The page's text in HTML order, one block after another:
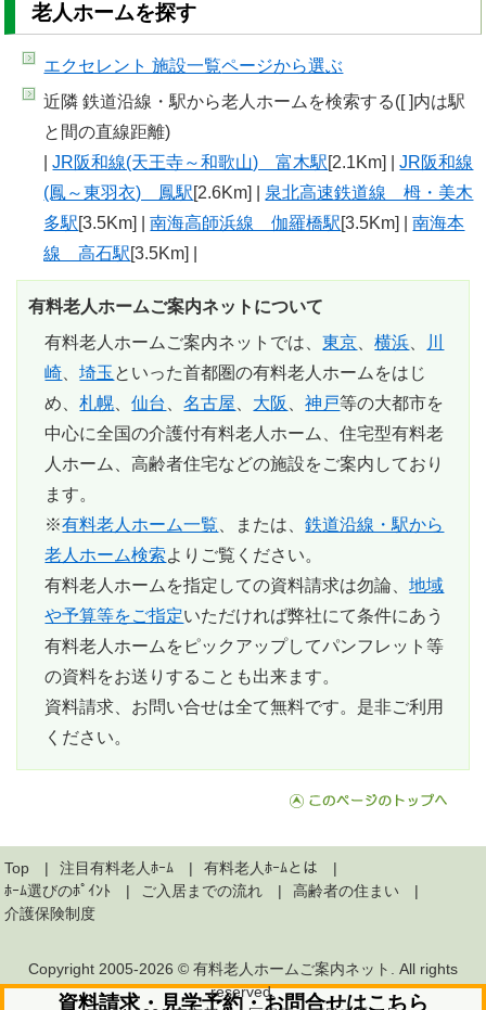
資料請求・見学予約・お問合せはこちら
老人ホームを探す
エクセレント 施設一覧ページから選ぶ
近隣 鉄道沿線・駅から老人ホームを検索する([ ]内は駅
と間の直線距離)
|JR阪和線(天王寺～和歌山) 富木駅[2.1Km] |JR阪和線
(鳳～東羽衣) 鳳駅[2.6Km] | 泉北高速鉄道線 栂・美木
多駅[3.5Km] |南海高師浜線 伽羅橋駅[3.5Km] |南海本
線 高石駅[3.5Km] |
有料老人ホームご案内ネットについて
有料老人ホームご案内ネットでは、東京 、横浜
川
崎 、埼玉 といった首都圏の有料老人ホームをはじ
め、札幌 、仙台 、名古屋 大阪 、神戸等の大都市を
中心に全国の介護付有料老人ホーム、住宅型有料老
人ホーム、高齢者住宅などの施設をご案内しており
ます。
※有料老人ホーム一覧 、または、鉄道沿線・駅から
老人ホーム検索よりご覧ください。
有料老人ホームを指定しての資料請求は勿論、地域
や予算等をご指定いただければ弊社にて条件にあう
有料老人ホームをピックアップしてパンフレット等
の資料をお送りすることも出来ます。
資料請求、お問い合せは全て無料です。是非ご利用
ください。
Top 注目有料老人ﾎｰﾑ
有料老人ﾎｰﾑとは
ﾎｰﾑ選びのﾎﾟｲﾝﾄ
ご入居までの流れ
高齢者の住まい
介護保険制度
Copyright 2005-2026 © 有料老人ホームご案内ネット
. All rights
reserved.